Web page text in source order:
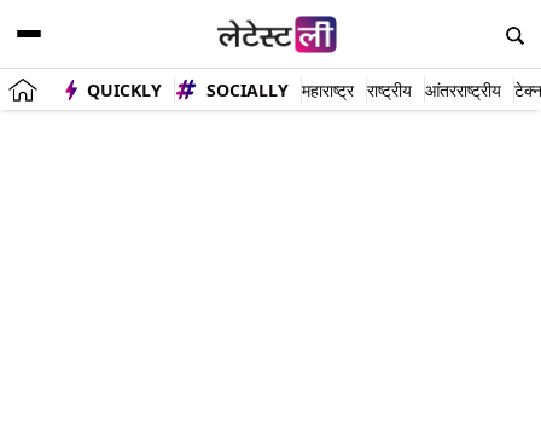
QUICKLY SOCIALLY महाराष्ट्र राष्ट्रीय आंतरराष्ट्रीय